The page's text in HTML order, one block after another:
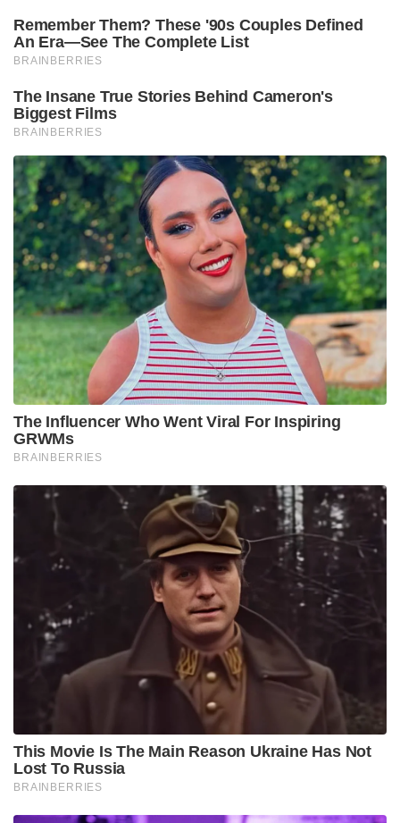
Remember Them? These '90s Couples Defined
An Era—See The Complete List
BRAINBERRIES
The Insane True Stories Behind Cameron's
Biggest Films
BRAINBERRIES
The Influencer Who Went Viral For Inspiring
GRWMs
BRAINBERRIES
This Movie Is The Main Reason Ukraine Has Not
Lost To Russia
BRAINBERRIES